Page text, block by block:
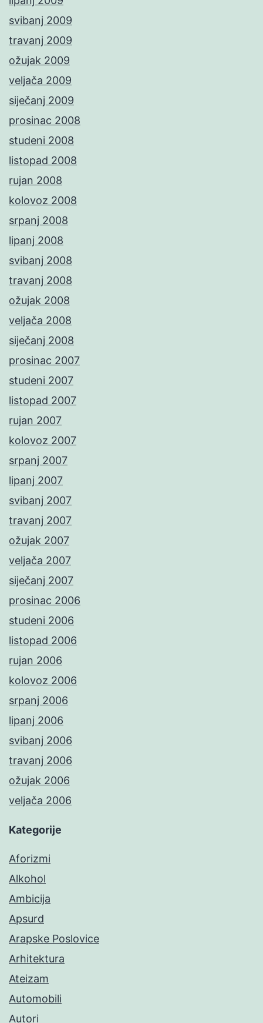
svibanj 2009
travanj 2009
ožujak 2009
veljača 2009
siječanj 2009
prosinac 2008
studeni 2008
listopad 2008
rujan 2008
kolovoz 2008
srpanj 2008
lipanj 2008
svibanj 2008
travanj 2008
ožujak 2008
veljača 2008
siječanj 2008
prosinac 2007
studeni 2007
listopad 2007
rujan 2007
kolovoz 2007
srpanj 2007
lipanj 2007
svibanj 2007
travanj 2007
ožujak 2007
veljača 2007
siječanj 2007
prosinac 2006
studeni 2006
listopad 2006
rujan 2006
kolovoz 2006
srpanj 2006
lipanj 2006
svibanj 2006
travanj 2006
ožujak 2006
veljača 2006
Kategorije
Aforizmi
Alkohol
Ambicija
Apsurd
Arapske Poslovice
Arhitektura
Ateizam
Automobili
Autori